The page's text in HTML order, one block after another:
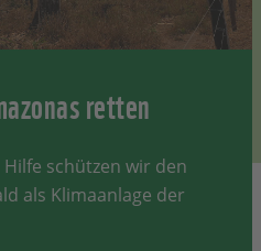
retten
schützen wir den
als Klimaanlage der